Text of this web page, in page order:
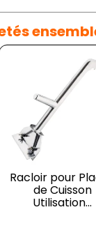
Racloir pour
de Cuisson
Utilisation...